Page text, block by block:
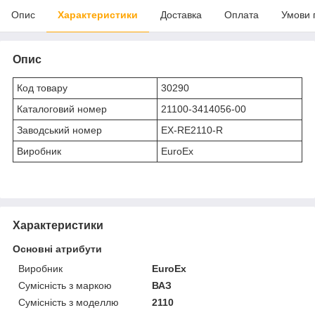
Опис Характеристики Доставка Оплата Умови
Опис
Код товару
30290
Каталоговий номер
21100-3414056-00
Заводський номер
EX-RE2110-R
Виробник
EuroEx
Характеристики
Основні атрибути
Виробник
EuroEx
Сумісність з маркою
ВАЗ
Сумісність з моделлю
2110